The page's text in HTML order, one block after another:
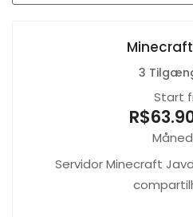
3
Start
Servidor Minecraft